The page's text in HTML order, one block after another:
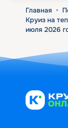
Главная •
Круиз на
июля 2026